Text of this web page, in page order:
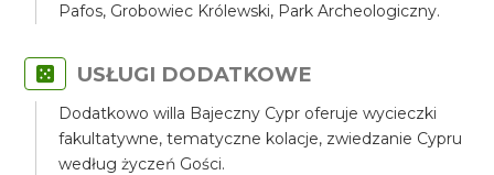
Pafos, Grobowiec Królewski, Park Archeologiczny.
USŁUGI DODATKOWE
Dodatkowo willa Bajeczny Cypr oferuje wycieczki
fakultatywne, tematyczne kolacje, zwiedzanie Cypru
według życzeń Gości.